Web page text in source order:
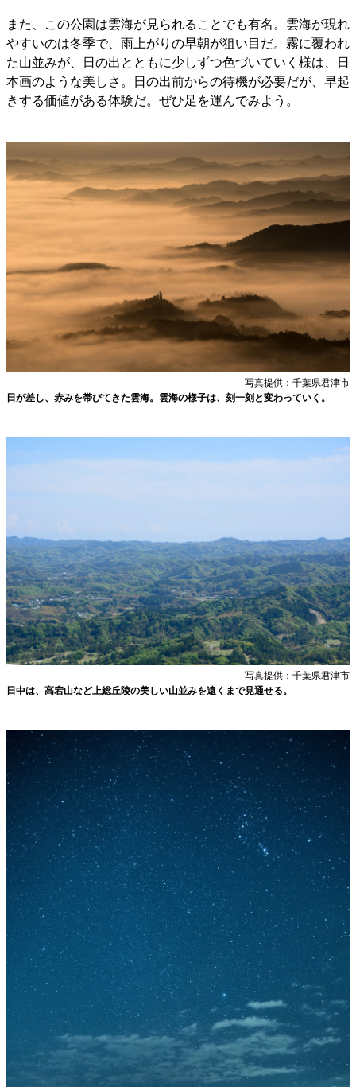
また、この公園は雲海が見られることでも有名。雲海が現れ
やすいのは冬季で、雨上がりの早朝が狙い目だ。霧に覆われ
た山並みが、日の出とともに少しずつ色づいていく様は、日
本画のような美しさ。日の出前からの待機が必要だが、早起
きする価値がある体験だ。ぜひ足を運んでみよう。
写真提供：千葉県君津市
日が差し、赤みを帯びてきた雲海。雲海の様子は、刻一刻と変わっていく。
写真提供：千葉県君津市
日中は、高宕山など上総丘陵の美しい山並みを遠くまで見通せる。